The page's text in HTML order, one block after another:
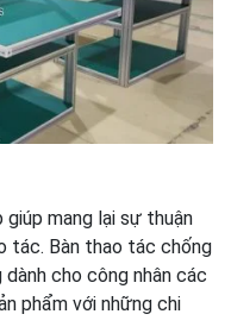
mang lại sự thuận
tác. Bàn thao tác chống
cho công nhân các
phẩm với những chi